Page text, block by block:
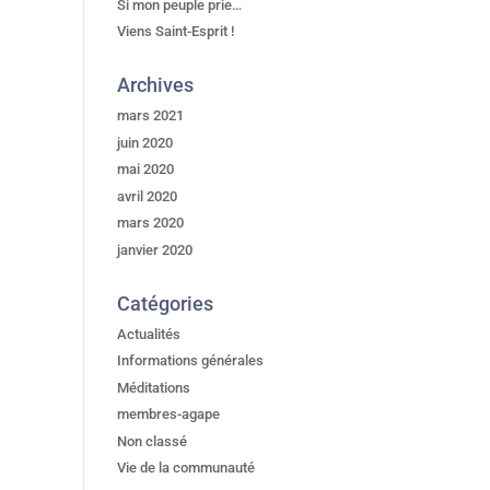
Si mon peuple prie…
Viens Saint-Esprit !
Archives
mars 2021
juin 2020
mai 2020
avril 2020
mars 2020
janvier 2020
Catégories
Actualités
Informations générales
Méditations
membres-agape
Non classé
Vie de la communauté